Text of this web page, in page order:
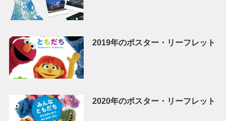
2019年のポスター・リーフレット
2020年のポスター・リーフレット